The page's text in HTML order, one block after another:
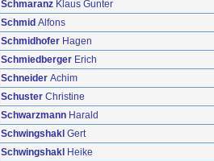
Schmaranz Klaus Gunter
Schmid Alfons
Schmidhofer Hagen
Schmiedberger Erich
Schneider Achim
Schuster Christine
Schwarzmann Harald
Schwingshakl Gert
Schwingshakl Heike